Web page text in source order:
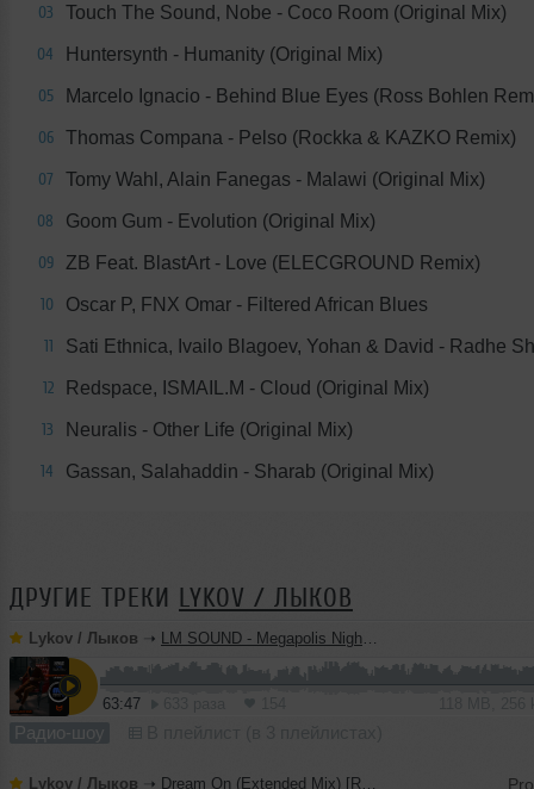
03 Touch The Sound, Nobe - Coco Room (Original Mix)
04 Huntersynth - Humanity (Original Mix)
05 Marcelo Ignacio - Behind Blue Eyes (Ross Bohlen
06 Thomas Compana - Pelso (Rockka & KAZKO Remix)
07 Tomy Wahl, Alain Fanegas - Malawi (Original Mix)
08 Goom Gum - Evolution (Original Mix)
09 ZB Feat. BlastArt - Love (ELECGROUND Remix)
10 Oscar P, FNX Omar - Filtered African Blues
11 Sati Ethnica, Ivailo Blagoev, Yohan & David - Radhe
12 Redspace, ISMAIL.M - Cloud (Original Mix)
13 Neuralis - Other Life (Original Mix)
14 Gassan, Salahaddin - Sharab (Original Mix)
ДРУГИЕ ТРЕКИ LYKOV / ЛЫКОВ
Lykov / Лыков ➝ LM SOUND - Megapolis Night 28.07.2026
63:47
Радио-шоу
Lykov / Лыков ➝ Dream On (Extended Mix) [Road Story Records]